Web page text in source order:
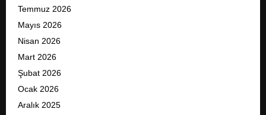
Temmuz 2026
Mayıs 2026
Nisan 2026
Mart 2026
Şubat 2026
Ocak 2026
Aralık 2025